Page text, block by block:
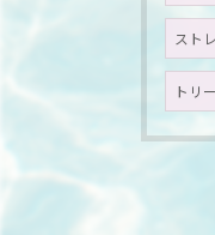
スト
トリ